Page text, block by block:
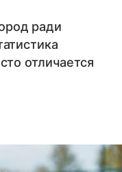
ради
отличается